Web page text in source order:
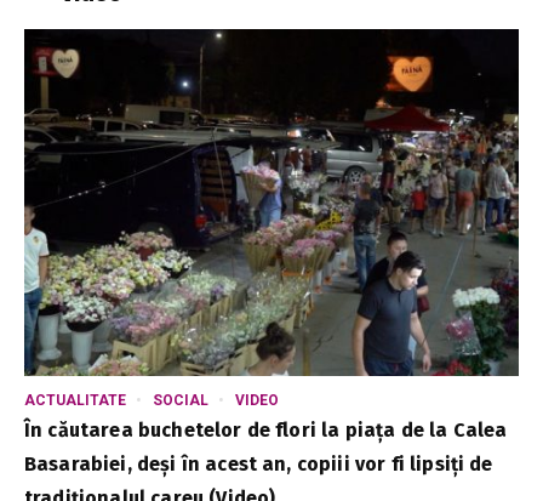
ACTUALITATE SOCIAL VIDEO
În căutarea buchetelor de flori la piața de la Calea
Basarabiei, deși în acest an, copiii vor fi lipsiți de